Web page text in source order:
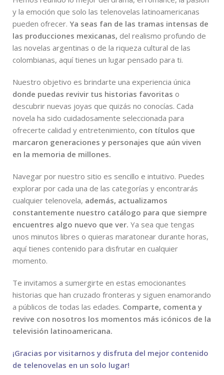
y la emoción que solo las telenovelas latinoamericanas
pueden ofrecer. Ya seas fan de las tramas intensas de
las producciones mexicanas, del realismo profundo de
las novelas argentinas o de la riqueza cultural de las
colombianas, aquí tienes un lugar pensado para ti.
Nuestro objetivo es brindarte una experiencia única
donde puedas revivir tus historias favoritas o
descubrir nuevas joyas que quizás no conocías. Cada
novela ha sido cuidadosamente seleccionada para
ofrecerte calidad y entretenimiento, con títulos que
marcaron generaciones y personajes que aún viven
en la memoria de millones.
Navegar por nuestro sitio es sencillo e intuitivo. Puedes
explorar por cada una de las categorías y encontrarás
cualquier telenovela, además, actualizamos
constantemente nuestro catálogo para que siempre
encuentres algo nuevo que ver. Ya sea que tengas
unos minutos libres o quieras maratonear durante horas,
aquí tienes contenido para disfrutar en cualquier
momento.
Te invitamos a sumergirte en estas emocionantes
historias que han cruzado fronteras y siguen enamorando
a públicos de todas las edades. Comparte, comenta y
revive con nosotros los momentos más icónicos de la
televisión latinoamericana.
¡Gracias por visitarnos y disfruta del mejor contenido
de telenovelas en un solo lugar!